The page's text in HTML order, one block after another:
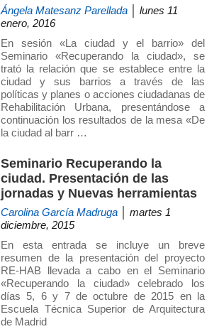
Ángela Matesanz Parellada │ lunes 11
enero, 2016
En sesión «La ciudad y el barrio» del
Seminario «Recuperando la ciudad», se
trató la relación que se establece entre la
ciudad y sus barrios a través de las
políticas y planes o acciones ciudadanas de
Rehabilitación Urbana, presentándose a
continuación los resultados de la mesa «De
la ciudad al barr …
Seminario Recuperando la
ciudad. Presentación de las
jornadas y Nuevas herramientas
Carolina García Madruga │ martes 1
diciembre, 2015
En esta entrada se incluye un breve
resumen de la presentación del proyecto
RE-HAB llevada a cabo en el Seminario
«Recuperando la ciudad» celebrado los
días 5, 6 y 7 de octubre de 2015 en la
Escuela Técnica Superior de Arquitectura
de Madrid